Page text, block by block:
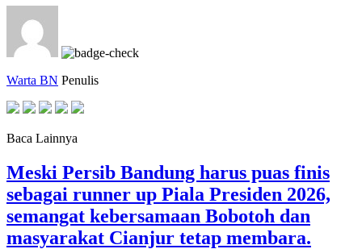
Warta BN Penulis
Baca Lainnya
Meski Persib Bandung harus puas finis
sebagai runner up Piala Presiden 2026,
semangat kebersamaan Bobotoh dan
masyarakat Cianjur tetap membara.